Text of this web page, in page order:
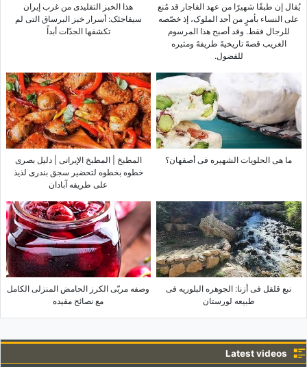
یُقال إن طبقًا شهیرًا من عهد القاجار قد مُنع
على النساء بأمرٍ من أحد الملوک، إذ خصّصه
للرجال فقط. وقد أصبح هذا المرسوم
الغریب قصهً تاریخیهً طریفهً ومثیره
للفضول.
هذا الخبز التقلیدی من غرب إیران
سیفاجئک: أسرار خبز البرساق التی لم
تکشفها الجدّات أبداً
ما هی الحلویات الشهیره فی أصفهان؟
المطبخ | المطبخ الإیرانی | دلیل بصری
خطوه بخطوه لتحضیر سجق بندری لذیذ
على طریقه آبادان
نبع قلقل فی أزنا: الجوهره البلوریه فی
طبیعه لورستان
وصفه مربّى الکرز الحامض المنزلی الکامل
مع نصائح مفیده
Latest videos